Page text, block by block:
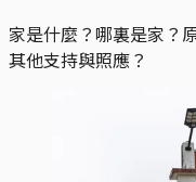
家是什麼？哪裏是家？
其他支持與照應？